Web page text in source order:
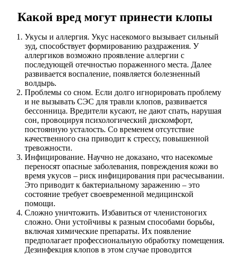
Какой вред могут принести клопы
Укусы и аллергия. Укус насекомого вызывает сильный
зуд, способствует формированию раздражения. У
аллергиков возможно проявление аллергии с
последующей отечностью пораженного места. Далее
развивается воспаление, появляется болезненный
волдырь.
Проблемы со сном. Если долго игнорировать проблему
и не вызывать СЭС для травли клопов, развивается
бессонница. Вредители кусают, не дают спать, нарушая
сон, провоцируя психологический дискомфорт,
постоянную усталость. Со временем отсутствие
качественного сна приводит к стрессу, повышенной
тревожности.
Инфицирование. Научно не доказано, что насекомые
переносят опасные заболевания, повреждения кожи во
время укусов – риск инфицирования при расчесывании.
Это приводит к бактериальному заражению – это
состояние требует своевременной медицинской
помощи.
Сложно уничтожить. Избавиться от членистоногих
сложно. Они устойчивы к разным способами борьбы,
включая химические препараты. Их появление
предполагает профессиональную обработку помещения.
Дезинфекция клопов в этом случае проводится